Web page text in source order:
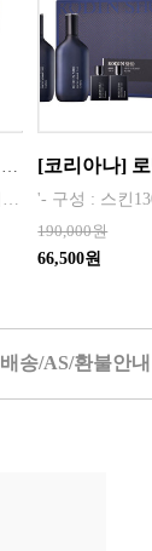
190,000원
66,500원
배송/AS/환불안내